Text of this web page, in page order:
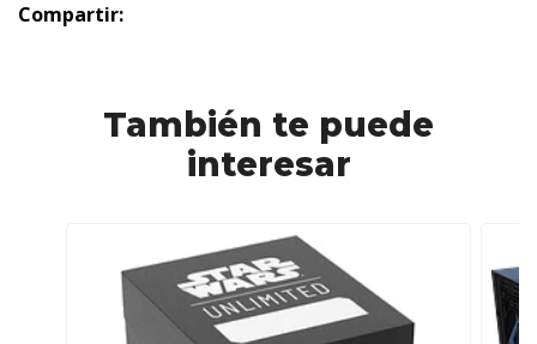
Compartir:
También te puede
interesar